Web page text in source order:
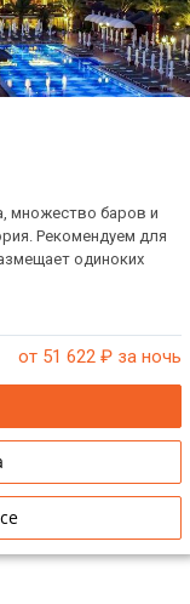
множество баров и
Рекомендуем для
одиноких
от 51 622 ₽ за ночь